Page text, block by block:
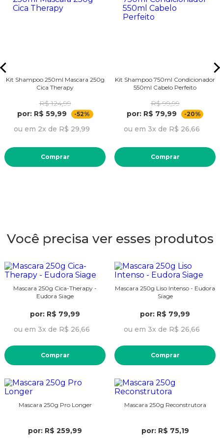
Kit Shampoo 250ml Mascara 250g
Cica Therapy
R$ 124,99
por: R$ 59,99
-52%
ou em 2x de R$ 29,99
Comprar
Kit Shampoo 750ml Condicionador
550ml Cabelo Perfeito
R$ 99,99
por: R$ 79,99
-20%
ou em 3x de R$ 26,66
Comprar
Você precisa ver esses produtos
Mascara 250g Cica-Therapy -
Eudora Siage
por: R$ 79,99
ou em 3x de R$ 26,66
Comprar
Mascara 250g Liso Intenso - Eudora
Siage
por: R$ 79,99
ou em 3x de R$ 26,66
Comprar
Mascara 250g Pro Longer
por: R$ 259,99
Mascara 250g Reconstrutora
por: R$ 75,19